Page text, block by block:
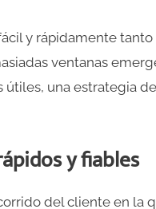
y rápidamente
ventanas
una estrategia
y fiables
del cliente en la